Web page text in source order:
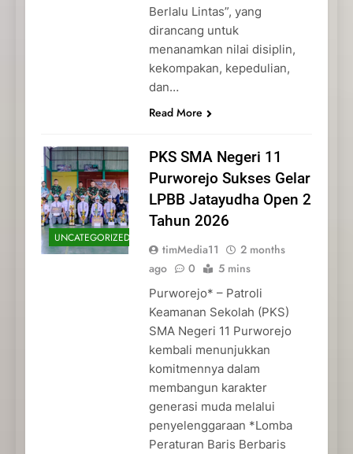
Berlalu Lintas”, yang
dirancang untuk
menanamkan nilai disiplin,
kekompakan, kepedulian,
dan…
Read More
UNCATEGORIZED
PKS SMA Negeri 11
Purworejo Sukses Gelar
LPBB Jatayudha Open 2
Tahun 2026
timMedia11
2 months
ago
0 5 mins
Purworejo* – Patroli
Keamanan Sekolah (PKS)
SMA Negeri 11 Purworejo
kembali menunjukkan
komitmennya dalam
membangun karakter
generasi muda melalui
penyelenggaraan *Lomba
Peraturan Baris Berbaris